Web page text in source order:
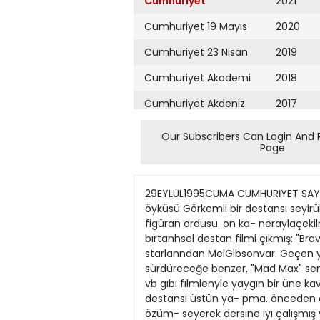
Cumhuriyet 19 Mayıs
Cumhuriyet 23 Nisan
Cumhuriyet Akademi
Cumhuriyet Akdeniz
Cumhuriyet Alışveriş
Cumhuriyet Ankara
Cumhuriyet Büyük
Taaruz
Cumhuriyet
Cumartesi
Cumhuriyet Çevre
2020
2019
2018
2017
2016
2015
2013
2012
2011
2010
2009
Our Subscribers Can Login And
Page
29EYLÜL1995CUMA CUMHURİYET SAYFA KULTUR 15 Düşmanının derisinden kemer yapan bir 13. yüzyıl Iskoç kahramanı William Wallace'ın öyküsü Görkemli bir destansı seyirük... Yetmiş milyon Amerikan Dolan'ndan ûzlaya çıkan bir bütçe. üç bınden fazla, tok kalabalık bir figüran ordusu. on ka- neraylaçekilmişkılometTelercenegatif. sylarca süren yoğun çalışmalann sonu- cunda ortaya görkemli bırtanhsel destan filmi çıkmış: "Braveheart-Cesur Yürek". Kamera- nn önünde ve arkasında. gunümüzde be- yazperdenın en tanınmış starlanndan MelGibsonvar. Geçen yıl "Suratı Olmayan Adam'*la başladığı yönetmenlik kanyennı bundan böyle daha da sıkı tutarak sürdüreceğe benzer, "Mad Max" sensı. "GeübohT, "Lrthal Weapon-Cehennem Silahr sen- SL "Tequila Sunrise'", "HamJet", "Mave- rick" vb gıbı fılmlenyle yaygın bir üne kavuşmuş.Nevv Yorkdoğumlu Avustral- yalı aktör Mel Gibson'ın vannı yogunu koydugu bu üç saatlik. destansı üstün ya- pma. önceden doğrusu bıraz burun kı- virarak yaklaştığımı ıtıraf edeyim. Ama butürepik filmien ıyice inceleyip özüm- seyerek dersıne ıyı çalışmış yönetmen Mel Gibson'un ıştn üstesinden geldığı "CesurYürek"ı, neredeyse üç saat kıpır- damaksızın se>Tettıkten sonra hakkını teslım ettım ıster ıstemez. SSCB'nın unufak olup dağıldığı. ide- olojılenn ıflas ettığı. dünyanın gıdışınin değıştiği ve yeniden milliyetçılık bayra- ğının yükseldiği gunümüzde sık sik ta- nık oldugumuz. sinemada rağbet gören, baskıya. zulme karşı başkaldıran halk hareketlenne ve her çağdan çeşıtlı kur- tuiuş ve özgürlük mücadelelenne ilışkın tanhsel fılmler kervanına göstenşli bir halka ekliyor "Cesur Viirek" gerçekten. Baştan belırtmek gerekırse bu onüçün- cüyuzyıl lskoçyası'nda geçen özgürlük ve dırenış destanı. basbayağı görkemlı ve etkileyicı bir seyırlık. temposunun 178 dakika boyunca hıç düşmedığı kıpır kıpırbırmerak ve ılgiyle ızlenen, olduk- ça kanlı. şıddetli ve romantik bır destan. "Braveheart", çocukluğunda babası lngilizler'ce katledılince amcası tarafın- dan Haçlı seferlerine götürülmuş ve yıl- lar sonra ülkesine dönüp sevdığı kızla (Catherine McCormack) evlenmiş, an- cak karısının her kafadan aykın bır ses çıkan, karmaşa ve kargaşa içındeki Is- koçya'ya egemen olmuş zorba ve uyanık Ingilizlenn, köy ortasında güpegüduz cinsel tecavüzüne uğrayarak öldürülme- sı sonucunda lngılızlere karşı ölumüne veamansızbirmücadeleyegınşmış, ken- di halındekı, onuruna ve özgürlüğüne düşkün Iskoçyalı cengâver köylü Willı- am Wallace'ın (Vlel Gibson) ve peşıne taktığı Iskoç ulusunun sonu. hüsranla bi- tecek, 13. yüzyıldakı dramatık ve efsa-